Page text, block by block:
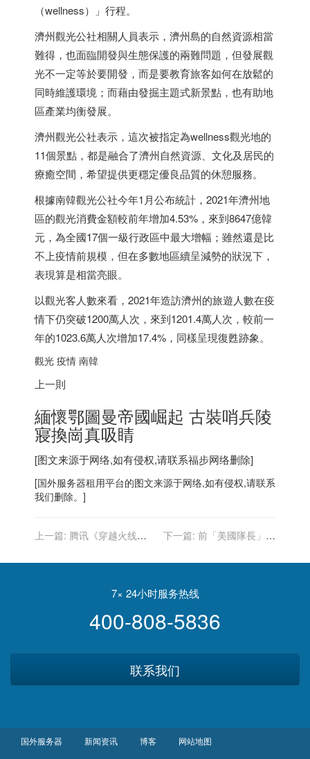
（wellness）」行程。
濟州觀光公社相關人員表示，濟州島的自然資源相當
難得，也面臨開發與生態保護的兩難問題，但發展觀
光不一定等於要開發，而是要教育旅客如何在放鬆的
同時維護環境；而藉由發掘主題式新景點，也有助地
區產業均衡發展。
濟州觀光公社表示，這次被指定為wellness觀光地的
11個景點，都是融合了濟州自然資源、文化及居民的
療癒空間，希望提供更穩定優良品質的休憩服務。
根據南韓觀光公社今年1月公布統計，2021年濟州地
區的觀光消費金額較前年增加4.53%，來到8647億韓
元，為全國17個一級行政區中最大增幅；雖然還是比
不上疫情前規模，但在多數地區續呈減勢的狀況下，
表現算是相當亮眼。
以觀光客人數來看，2021年造訪濟州的旅遊人數在疫
情下仍突破1200萬人次，來到1201.4萬人次，較前一
年的1023.6萬人次增加17.4%，同樣呈現復甦跡象。
觀光 疫情 南韓
上一則
緬懷鄂圖曼帝國崛起 古裝哨兵陵
寢換崗真吸睛
[图文来源于网络,如有侵权,请联系福步网络删除]
[国外服务器租用平台的图文来源于网络,如有侵权,请联系
我们删除。]
上一篇: 腾讯《穿越火线：
常道具被永久封号，官方提
下一篇: 前「美國隊長」克
動作喜劇
7× 24小时服务热线
400-808-5836
联系我们
国外服务器 新闻资讯 博客 网站地图